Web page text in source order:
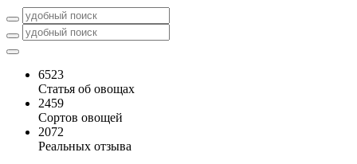
6523
Статья об овощах
2459
Сортов овощей
2072
Реальных отзыва